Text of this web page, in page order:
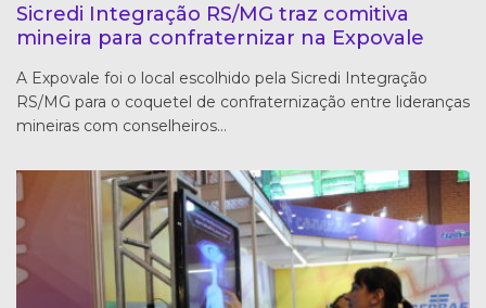
Sicredi Integração RS/MG traz comitiva
mineira para confraternizar na Expovale
A Expovale foi o local escolhido pela Sicredi Integração
RS/MG para o coquetel de confraternização entre lideranças
mineiras com conselheiros…